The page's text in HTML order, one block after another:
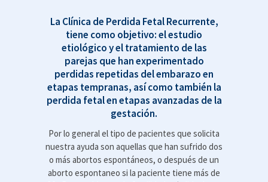
La Clínica de Perdida Fetal Recurrente,
tiene como objetivo: el estudio
etiológico y el tratamiento de las
parejas que han experimentado
perdidas repetidas del embarazo en
etapas tempranas, así como también la
perdida fetal en etapas avanzadas de la
gestación.
Por lo general el tipo de pacientes que solicita
nuestra ayuda son aquellas que han sufrido dos
o más abortos espontáneos, o después de un
aborto espontaneo si la paciente tiene más de